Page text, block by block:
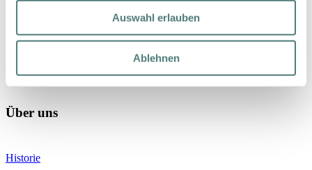
Auswahl erlauben
Ablehnen
Geschenke
Über uns
Historie